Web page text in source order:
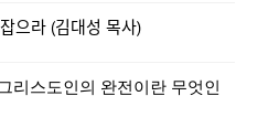
잡으라 (김대성 목사)
인의 완전이란 무엇인